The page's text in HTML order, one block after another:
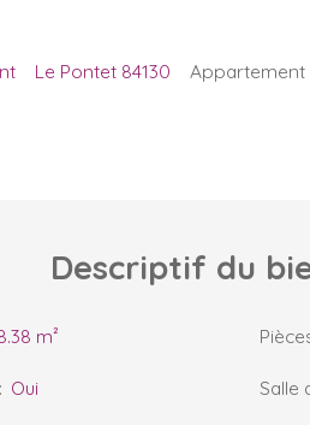
Le Pontet 84130 Appartement
Descriptif du
m²
: Oui Salle